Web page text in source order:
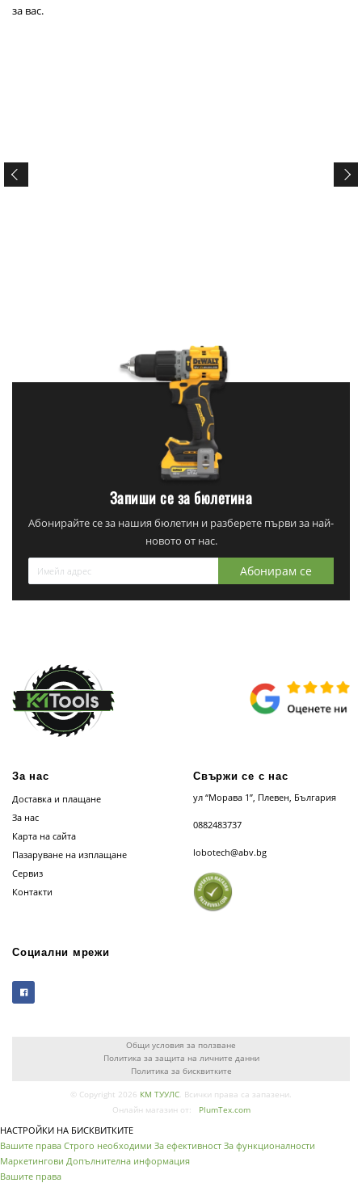
за вас.
Запиши се за бюлетина
Абонирайте се за нашия бюлетин и разберете първи за най-
новото от нас.
Абонирам се
За нас
Доставка и плащане
За нас
Карта на сайта
Пазаруване на изплащане
Сервиз
Контакти
Свържи се с нас
ул “Морава 1”, Плевен, България
0882483737
lobotech@abv.bg
Социални мрежи
Общи условия за ползване
Политика за защита на личните данни
Политика за бисквитките
© Copyright 2026 КМ ТУУЛС. Всички права са запазени.
Онлайн магазин от:
PlumTex.com
НАСТРОЙКИ НА БИСКВИТКИТЕ
Вашите права Строго необходими За ефективност За функционалности
Маркетингови Допълнителна информация
Вашите права